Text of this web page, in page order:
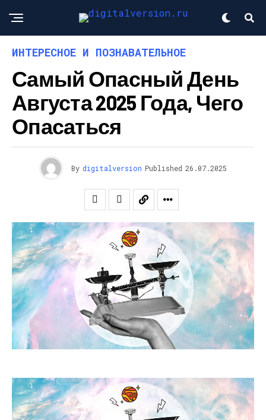
ИНТЕРЕСНОЕ И ПОЗНАВАТЕЛЬНОЕ
Самый Опасный День
Августа 2025 Года, Чего
Опасаться
By digitalversion Published 26.07.2025